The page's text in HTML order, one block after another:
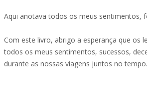
Aqui anotava todos os meus sentimentos,
Com este livro, abrigo a esperança que os
todos os meus sentimentos, sucessos,
durante as nossas viagens juntos no tempo.